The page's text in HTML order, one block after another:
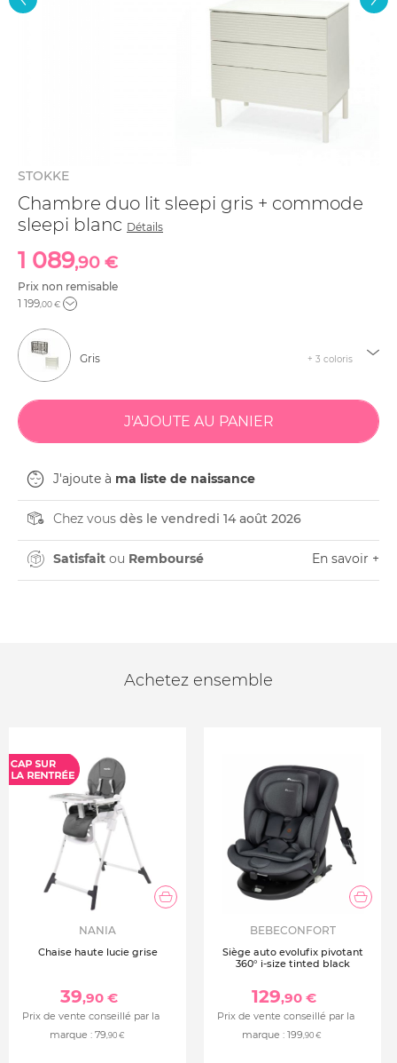
STOKKE
Chambre duo lit sleepi gris + commode
sleepi blanc Détails
1 089,90 €
Prix non remisable
1 199,00 €
Gris + 3 coloris
J'ajoute à ma liste de naissance
Chez vous dès le vendredi 14 août 2026
Satisfait ou Remboursé En savoir +
Achetez ensemble
NANIA
Chaise haute lucie grise
39,90 €
Prix de vente conseillé par la
marque : 79,90 €
BEBECONFORT
Siège auto evolufix pivotant
360° i-size tinted black
129,90 €
Prix de vente conseillé par la
marque : 199,90 €